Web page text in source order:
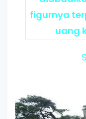
figurnya
uang